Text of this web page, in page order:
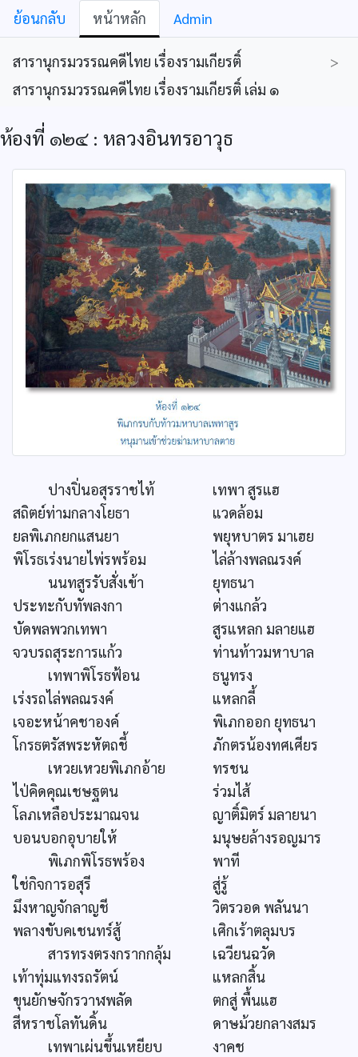
ย้อนกลับ หน้าหลัก Admin
สารานุกรมวรรณคดีไทย เรื่องรามเกียรติ์
>
สารานุกรมวรรณคดีไทย เรื่องรามเกียรติ์ เล่ม ๑
ห้องที่ ๑๒๔ : หลวงอินทรอาวุธ
ปางปิ่นอสุรราชไท้
เทพา สูรแฮ
สถิตย์ท่ามกลางโยธา
แวดล้อม
ยลพิเภกยกแสนยา
พยุหบาตร มาเฮย
พิโรธเร่งนายไพ่รพร้อม
ไล่ล้างพลณรงค์
นนทสูรรับสั่งเข้า
ยุทธนา
ประทะกับทัพลงกา
ต่างแกล้ว
บัดพลพวกเทพา
สูรแหลก มลายแฮ
จวบรถสุระการแก้ว
ท่านท้าวมหาบาล
เทพาพิโรธฟ้อน
ธนูทรง
เร่งรถไล่พลณรงค์
แหลกลี้
เจอะหน้าคชาองค์
พิเภกออก ยุทธนา
โกรธตรัสพระหัตถชี้
ภักตรน้องทศเศียร
เหวยเหวยพิเภกอ้าย
ทรชน
ไป่คิดคุณเชษฐตน
ร่วมไส้
โลภเหลือประมาณจน
ญาติ์มิตร์ มลายนา
บอนบอกอุบายให้
มนุษยล้างรอญมาร
พิเภกพิโรธพร้อง
พาที
ใช่กิจการอสุรี
สู่รู้
มึงหาญจักลาญชี
วิตรวอด พลันนา
พลางขับคเชนทร์สู้
เศิกเร้าตลุมบร
สารทรงตรงกรากกลุ้ม
เฉวียนฉวัด
เท้าทุ่มแทงรถรัตน์
แหลกสิ้น
ขุนยักษจักรวาฬพลัด
ตกสู่ พื้นแฮ
สีหราชโลทันดิ้น
ดาษม้วยกลางสมร
เทพาเผ่นขึ้นเหยียบ
งาคช